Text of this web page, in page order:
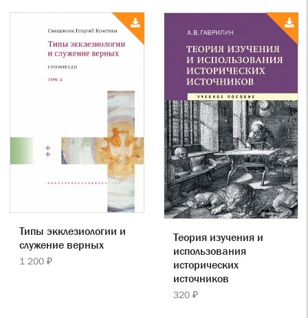
Типы экклезиологии и
служение верных
1 200 ₽
Теория изучения и
использования
исторических
источников
320 ₽